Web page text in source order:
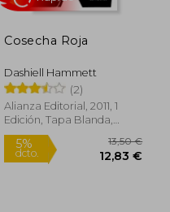
Cosecha Roja
Dashiell Hammett
(2)
Alianza Editorial, 2011, 1
Edición, Tapa Blanda,
Nuevo